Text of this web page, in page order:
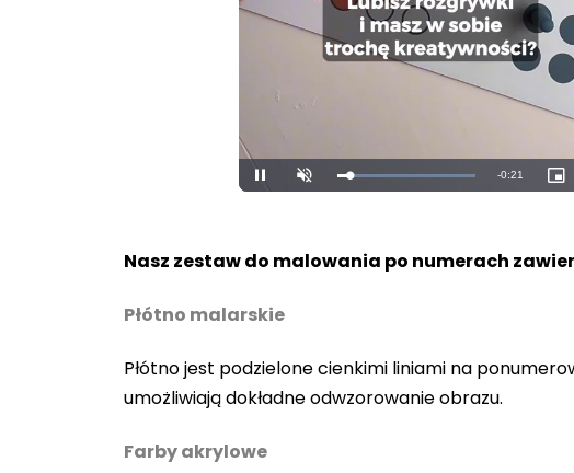
Pause Unmute Loaded:
100.00%
Remaining
-0:19
in-
Nasz zestaw do malowania po numerach
Płótno malarskie
Płótno jest podzielone cienkimi liniami na
umożliwiają dokładne odwzorowanie obrazu.
Farby akrylowe